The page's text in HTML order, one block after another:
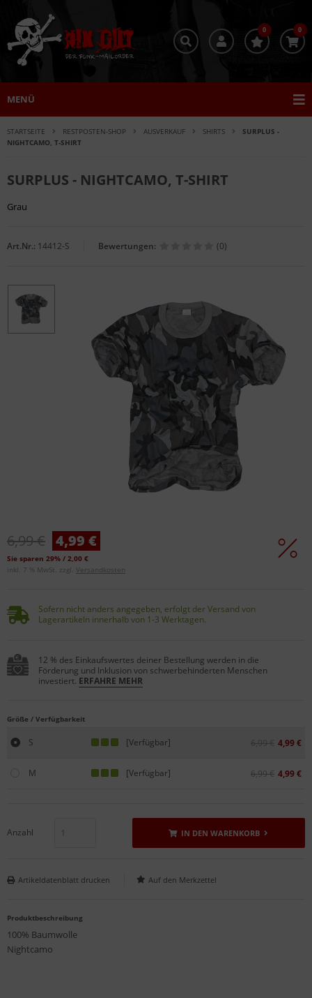
0 0
MENÜ
STARTSEITE RESTPOSTEN-SHOP AUSVERKAUF SHIRTS
SURPLUS -
NIGHTCAMO, T-SHIRT
SURPLUS - NIGHTCAMO, T-SHIRT
Grau
Art.Nr.: 14412-S Bewertungen: (0)
6,99 € 4,99 €
Sie sparen 29% / 2,00 €
inkl. 7 % MwSt. zzgl. Versandkosten
Sofern nicht anders angegeben, erfolgt der Versand von
Lagerartikeln innerhalb von 1-3 Werktagen.
12 % des Einkaufswertes deiner Bestellung werden in die
Förderung und Inklusion von schwerbehinderten Menschen
investiert. ERFAHRE MEHR
Größe / Verfügbarkeit
S [Verfügbar] 6,99 € 4,99 €
M [Verfügbar] 6,99 € 4,99 €
Anzahl IN DEN WARENKORB
Artikeldatenblatt drucken
Produktbeschreibung
100% Baumwolle
Nightcamo